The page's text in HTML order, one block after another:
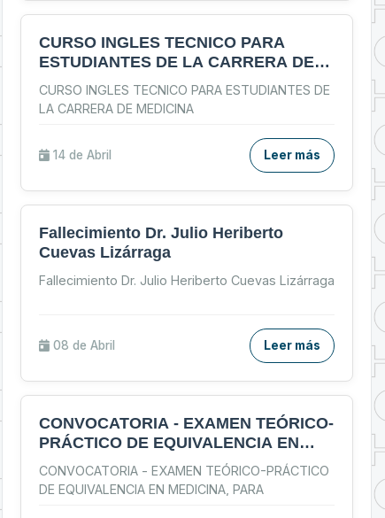
CURSO INGLES TECNICO PARA
ESTUDIANTES DE LA CARRERA DE
MEDICINA
CURSO INGLES TECNICO PARA ESTUDIANTES DE
LA CARRERA DE MEDICINA
14 de Abril Leer más
Fallecimiento Dr. Julio Heriberto
Cuevas Lizárraga
Fallecimiento Dr. Julio Heriberto Cuevas Lizárraga
08 de Abril Leer más
CONVOCATORIA - EXAMEN TEÓRICO-
PRÁCTICO DE EQUIVALENCIA EN
MEDICINA, PARA TITULADOS EN
UNIVERSIDADES EXTRANJERAS
CONVOCATORIA - EXAMEN TEÓRICO-PRÁCTICO
DE EQUIVALENCIA EN MEDICINA, PARA